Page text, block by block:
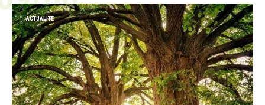
ACTUALITÉ